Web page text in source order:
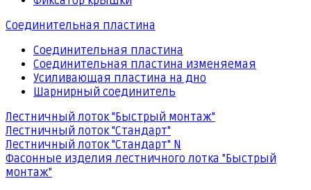
Соединительная пластина
Соединительная пластина
Соединительная пластина изменяемая
Усиливающая пластина на дно
Шарнирный соединитель
Лестничный лоток "Быстрый монтаж"
Лестничный лоток "Стандарт"
Лестничный лоток "Стандарт" N
Фасонные изделия лестничного лотка "Быстрый
монтаж"